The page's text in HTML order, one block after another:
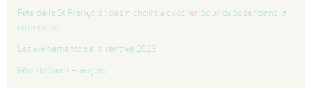
Fête de la St François : des nichoirs à décorer pour déposer dans la
commune
Les événements de la rentrée 2023
Fête de Saint François